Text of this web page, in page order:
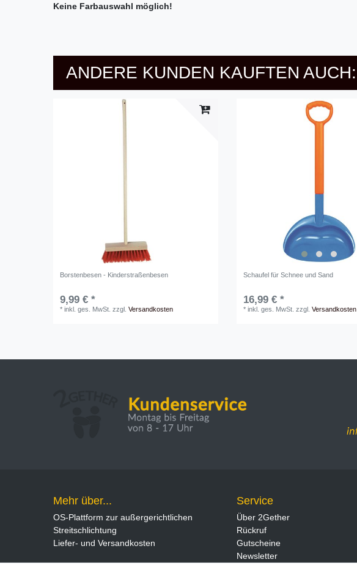
Keine Farbauswahl möglich!
ANDERE KUNDEN KAUFTEN AUCH:
Borstenbesen - Kinderstraßenbesen
9,99 € *
*inkl. ges. MwSt. zzgl.Versandkosten
Schaufel für Schnee und Sand
16,99 € *
*inkl. ges. MwSt. zzgl.Versandkosten
Mehr über...
OS-Plattform zur außergerichtlichen
Streitschlichtung
Liefer- und Versandkosten
Service
Über 2Gether
Rückruf
Gutscheine
Newsletter